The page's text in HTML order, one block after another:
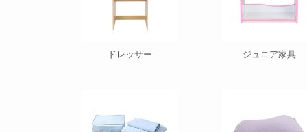
ドレッサー ジュニア家具